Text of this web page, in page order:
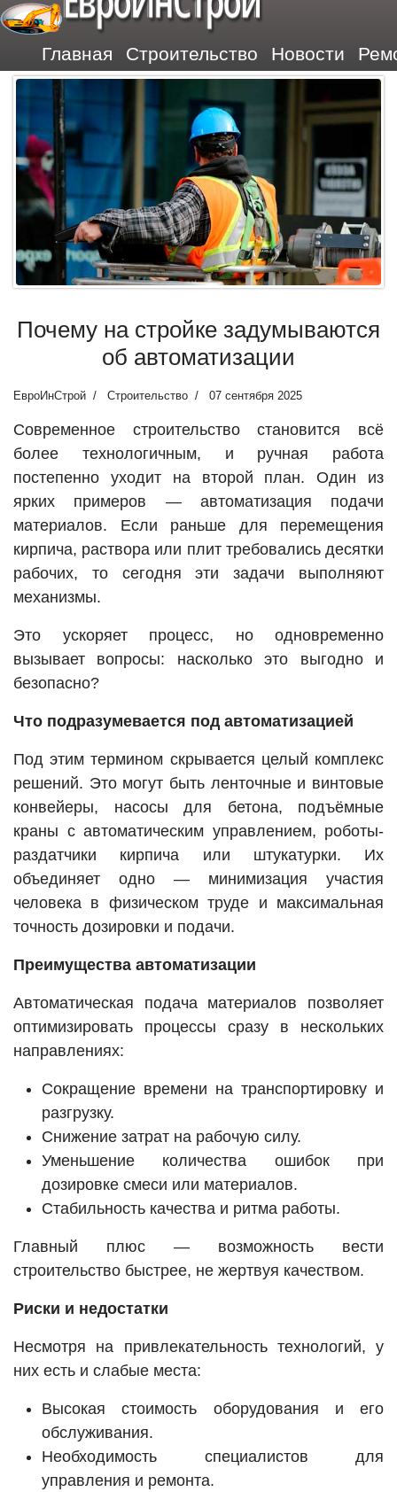
Главная Строительство Новости
Почему на стройке задумываются
об автоматизации
ЕвроИнСтрой Строительство 07 сентября 2025
Современное строительство становится всё
более технологичным, и ручная работа
постепенно уходит на второй план. Один из
ярких примеров — автоматизация подачи
материалов. Если раньше для перемещения
кирпича, раствора или плит требовались десятки
рабочих, то сегодня эти задачи выполняют
механизмы.
Это ускоряет процесс, но одновременно
вызывает вопросы: насколько это выгодно и
безопасно?
Что подразумевается под автоматизацией
Под этим термином скрывается целый комплекс
решений. Это могут быть ленточные и винтовые
конвейеры, насосы для бетона, подъёмные
краны с автоматическим управлением, роботы-
раздатчики кирпича или штукатурки. Их
объединяет одно — минимизация участия
человека в физическом труде и максимальная
точность дозировки и подачи.
Преимущества автоматизации
Автоматическая подача материалов позволяет
оптимизировать процессы сразу в нескольких
направлениях:
Сокращение времени на транспортировку и
разгрузку.
Снижение затрат на рабочую силу.
Уменьшение количества ошибок при
дозировке смеси или материалов.
Стабильность качества и ритма работы.
Главный плюс — возможность вести
строительство быстрее, не жертвуя качеством.
Риски и недостатки
Несмотря на привлекательность технологий, у
них есть и слабые места:
Высокая стоимость оборудования и его
обслуживания.
Необходимость специалистов для
управления и ремонта.